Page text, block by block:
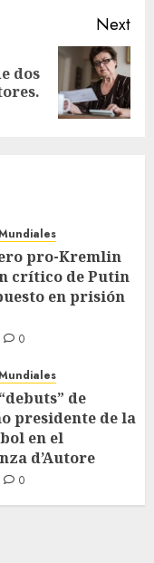
Next
dos
pro-Kremlin
crítico de Putin
en prisión
0
de
presidente de la
en el
d’Autore
0